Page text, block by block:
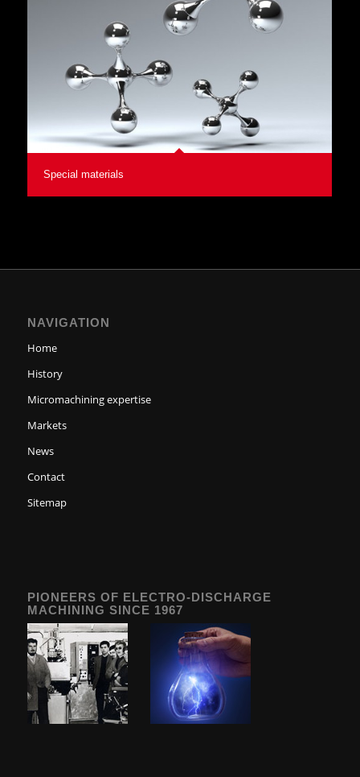
Special materials
NAVIGATION
Home
History
Micromachining expertise
Markets
News
Contact
Sitemap
PIONEERS OF ELECTRO-DISCHARGE
MACHINING SINCE 1967